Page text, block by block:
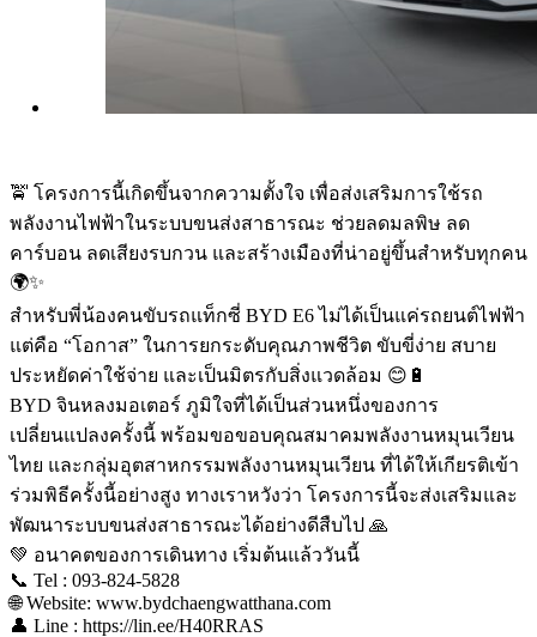
🚖 โครงการนี้เกิดขึ้นจากความตั้งใจ เพื่อส่งเสริมการใช้รถ
พลังงานไฟฟ้าในระบบขนส่งสาธารณะ ช่วยลดมลพิษ ลด
คาร์บอน ลดเสียงรบกวน และสร้างเมืองที่น่าอยู่ขึ้นสำหรับทุกคน
🌍✨
สำหรับพี่น้องคนขับรถแท็กซี่ BYD E6 ไม่ได้เป็นแค่รถยนต์ไฟฟ้า
แต่คือ “โอกาส” ในการยกระดับคุณภาพชีวิต ขับขี่ง่าย สบาย
ประหยัดค่าใช้จ่าย และเป็นมิตรกับสิ่งแวดล้อม 😊🔋
BYD จินหลงมอเตอร์ ภูมิใจที่ได้เป็นส่วนหนึ่งของการ
เปลี่ยนแปลงครั้งนี้ พร้อมขอขอบคุณสมาคมพลังงานหมุนเวียน
ไทย และกลุ่มอุตสาหกรรมพลังงานหมุนเวียน ที่ได้ให้เกียรติเข้า
ร่วมพิธีครั้งนี้อย่างสูง ทางเราหวังว่า โครงการนี้จะส่งเสริมและ
พัฒนาระบบขนส่งสาธารณะได้อย่างดีสืบไป 🙏
💚 อนาคตของการเดินทาง เริ่มต้นแล้ววันนี้
📞 Tel : 093-824-5828
🌐 Website: www.bydchaengwatthana.com
👤 Line : https://lin.ee/H40RRAS